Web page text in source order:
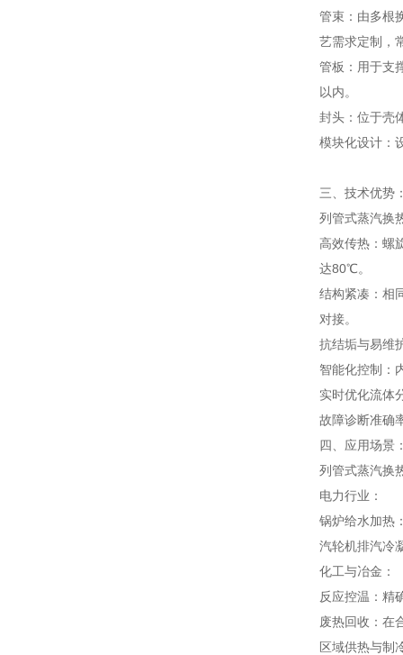
管束：由多根
艺需求定制，
管板：用于支
以内。
封头：位于壳
模块化设计：
三、技术优势
列管式蒸汽换
高效传热：螺
达80℃。
结构紧凑：相
对接。
抗结垢与易维
智能化控制：
实时优化流体
故障诊断准确
四、应用场景
列管式蒸汽换
电力行业：
锅炉给水加热
汽轮机排汽冷
化工与冶金：
反应控温：精
废热回收：在
区域供热与制